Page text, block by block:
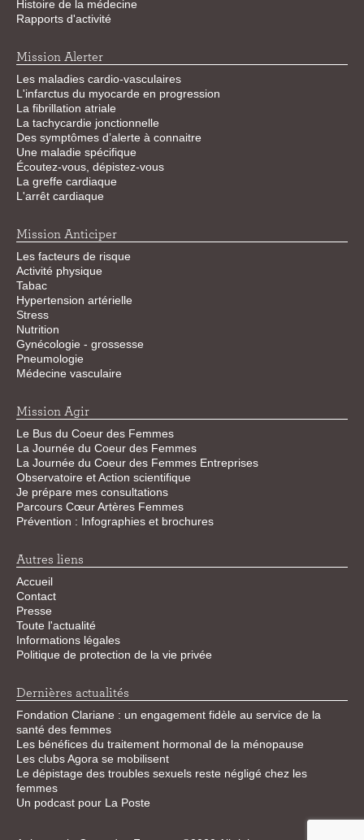
Histoire de la médecine
Rapports d'activité
Mission Alerter
Les maladies cardio-vasculaires
L'infarctus du myocarde en progression
La fibrillation atriale
La tachycardie jonctionnelle
Des symptômes d’alerte à connaitre
Une maladie spécifique
Écoutez-vous, dépistez-vous
La greffe cardiaque
L'arrêt cardiaque
Mission Anticiper
Les facteurs de risque
Activité physique
Tabac
Hypertension artérielle
Stress
Nutrition
Gynécologie - grossesse
Pneumologie
Médecine vasculaire
Mission Agir
Le Bus du Coeur des Femmes
La Journée du Coeur des Femmes
La Journée du Coeur des Femmes Entreprises
Observatoire et Action scientifique
Je prépare mes consultations
Parcours Cœur Artères Femmes
Prévention : Infographies et brochures
Autres liens
Accueil
Contact
Presse
Toute l'actualité
Informations légales
Politique de protection de la vie privée
Dernières actualités
Fondation Clariane : un engagement fidèle au service de la
santé des femmes
Les bénéfices du traitement hormonal de la ménopause
Les clubs Agora se mobilisent
Le dépistage des troubles sexuels reste négligé chez les
femmes
Un podcast pour La Poste